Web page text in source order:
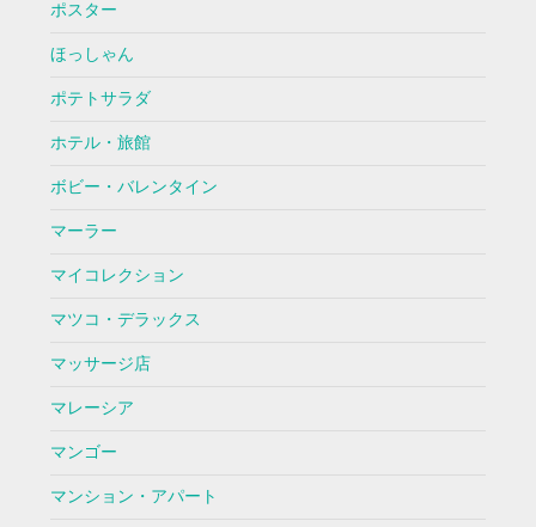
ポスター
ほっしゃん
ポテトサラダ
ホテル・旅館
ボビー・バレンタイン
マーラー
マイコレクション
マツコ・デラックス
マッサージ店
マレーシア
マンゴー
マンション・アパート